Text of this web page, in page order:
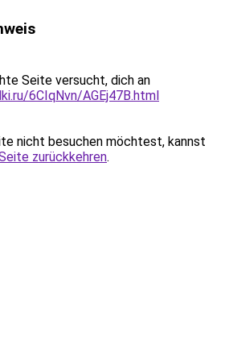
Seite versucht, dich an
6CIqNvn/AGEj47B.html
nicht besuchen möchtest, kannst
zurückkehren.